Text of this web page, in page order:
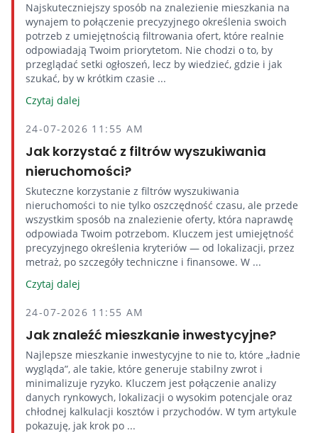
Najskuteczniejszy sposób na znalezienie mieszkania na
wynajem to połączenie precyzyjnego określenia swoich
potrzeb z umiejętnością filtrowania ofert, które realnie
odpowiadają Twoim priorytetom. Nie chodzi o to, by
przeglądać setki ogłoszeń, lecz by wiedzieć, gdzie i jak
szukać, by w krótkim czasie ...
Czytaj dalej
24-07-2026 11:55 AM
Jak korzystać z filtrów wyszukiwania
nieruchomości?
Skuteczne korzystanie z filtrów wyszukiwania
nieruchomości to nie tylko oszczędność czasu, ale przede
wszystkim sposób na znalezienie oferty, która naprawdę
odpowiada Twoim potrzebom. Kluczem jest umiejętność
precyzyjnego określenia kryteriów — od lokalizacji, przez
metraż, po szczegóły techniczne i finansowe. W ...
Czytaj dalej
24-07-2026 11:55 AM
Jak znaleźć mieszkanie inwestycyjne?
Najlepsze mieszkanie inwestycyjne to nie to, które „ładnie
wygląda”, ale takie, które generuje stabilny zwrot i
minimalizuje ryzyko. Kluczem jest połączenie analizy
danych rynkowych, lokalizacji o wysokim potencjale oraz
chłodnej kalkulacji kosztów i przychodów. W tym artykule
pokazuję, jak krok po ...